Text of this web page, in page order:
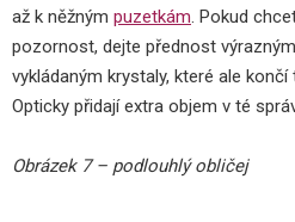
až k něžným puzetkám. Pokud
pozornost, dejte přednost
vykládaným krystaly, které ale
Opticky přidají extra objem v té
Obrázek 7 – podlouhlý obličej